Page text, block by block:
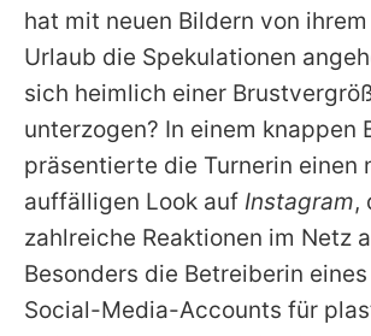
Jobs
App runterladen
Team
Redaktionelle
Impressum
hat mit neuen Bildern von
Urlaub die Spekulationen
sich heimlich einer
unterzogen? In einem knappen
präsentierte die Turnerin einen
auffälligen Look auf Instagram,
zahlreiche Reaktionen im Netz
Besonders die Betreiberin
Social-Media-Accounts für